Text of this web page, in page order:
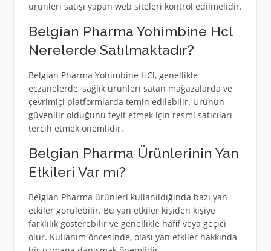
ürünleri satışı yapan web siteleri kontrol edilmelidir.
Belgian Pharma Yohimbine Hcl
Nerelerde Satılmaktadır?
Belgian Pharma Yohimbine HCl, genellikle
eczanelerde, sağlık ürünleri satan mağazalarda ve
çevrimiçi platformlarda temin edilebilir. Ürünün
güvenilir olduğunu teyit etmek için resmi satıcıları
tercih etmek önemlidir.
Belgian Pharma Ürünlerinin Yan
Etkileri Var mı?
Belgian Pharma ürünleri kullanıldığında bazı yan
etkiler görülebilir. Bu yan etkiler kişiden kişiye
farklılık gösterebilir ve genellikle hafif veya geçici
olur. Kullanım öncesinde, olası yan etkiler hakkında